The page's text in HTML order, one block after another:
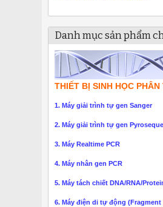
Danh mục sản phẩm
THIẾT BỊ SINH HỌC PHÂN
1. Máy giải trình tự gen Sanger
2. Máy giải trình tự gen
3. Máy Realtime PCR
4. Máy nhân gen PCR
5. Máy tách chiết DNA/RNA/
6. Máy điện di tự động (Fragment